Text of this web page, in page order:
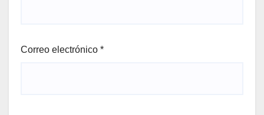
Correo electrónico *